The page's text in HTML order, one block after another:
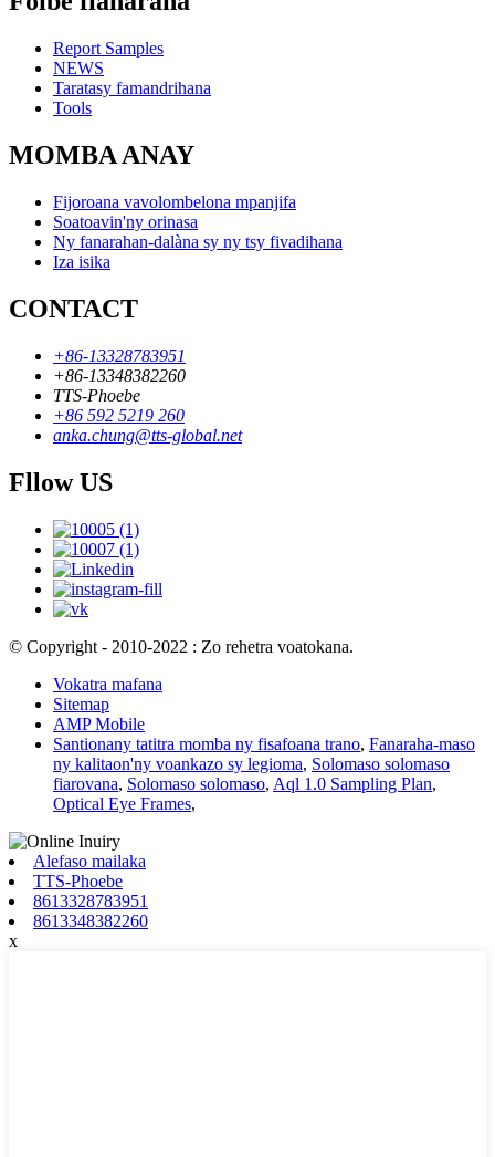
Report Samples
NEWS
Taratasy famandrihana
Tools
MOMBA ANAY
Fijoroana vavolombelona mpanjifa
Soatoavin'ny orinasa
Ny fanarahan-dalàna sy ny tsy fivadihana
Iza isika
CONTACT
+86-13328783951
+86-13348382260
TTS-Phoebe
+86 592 5219 260
anka.chung@tts-global.net
Fllow US
© Copyright - 2010-2022 : Zo rehetra voatokana.
Vokatra mafana
Sitemap
AMP Mobile
Santionany tatitra momba ny fisafoana trano, Fanaraha-maso
ny kalitaon'ny voankazo sy legioma, Solomaso solomaso
fiarovana, Solomaso solomaso, Aql 1.0 Sampling Plan,
Optical Eye Frames,
Alefaso mailaka
TTS-Phoebe
8613328783951
8613348382260
x